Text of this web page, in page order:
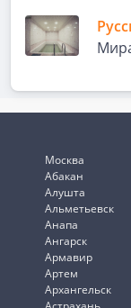
Москва
Абакан
Алушта
Альметьевск
Анапа
Ангарск
Армавир
Артем
Архангельск